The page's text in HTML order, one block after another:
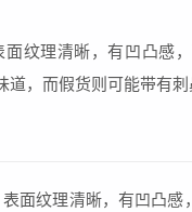
纹理清晰，有凹凸感
，而假货则可能带有刺
面纹理清晰，有凹凸